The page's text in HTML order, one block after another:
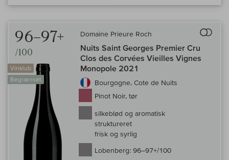
96–97+
/100
Vinklub
Begrænset
Domaine Prieure Roch
Nuits Saint Georges Premier Cru
Clos des Corvées Vieilles Vignes
Monopole 2021
Bourgogne, Cote de Nuits
Pinot Noir, tør
silkeblød og aromatisk
struktureret
frisk og syrlig
Lobenberg: 96–97+/100